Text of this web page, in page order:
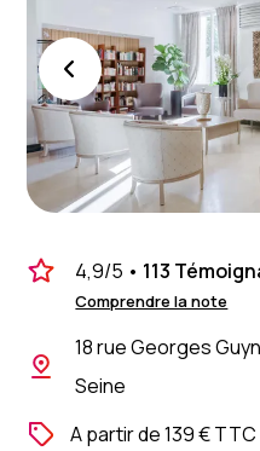
4,9/5 • 113
Comprendre la note
18 rue Georges
Seine
A partir de 139 € TTC